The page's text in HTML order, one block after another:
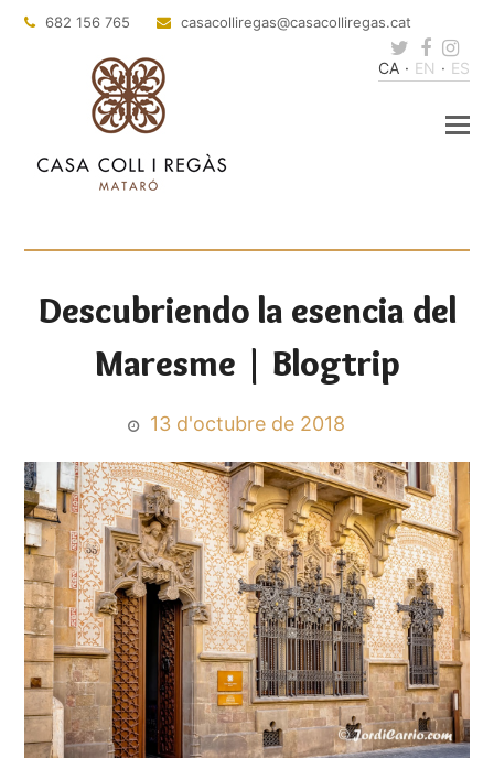
682 156 765 casacolliregas@casacolliregas.cat
Twitter
CA EN ES
Descubriendo la esencia del
Maresme | Blogtrip
13 d'octubre de 2018